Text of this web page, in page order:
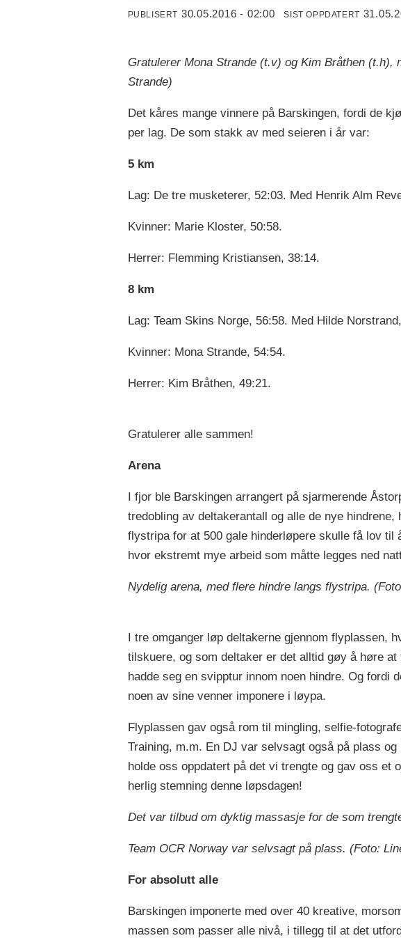
PUBLISERT 30.05.2016 - 02:00 SIST OPPDATERT
Gratulerer Mona Strande (t.v) og Kim Bråthen
Strande)
Det kåres mange vinnere på Barskingen, fordi de
per lag. De som stakk av med seieren i år var:
5 km
Lag: De tre musketerer, 52:03. Med Henrik Alm
Kvinner: Marie Kloster, 50:58.
Herrer: Flemming Kristiansen, 38:14.
8 km
Lag: Team Skins Norge, 56:58. Med Hilde
Kvinner: Mona Strande, 54:54.
Herrer: Kim Bråthen, 49:21.
Gratulerer alle sammen!
Arena
I fjor ble Barskingen arrangert på sjarmerende
tredobling av deltakerantall og alle de nye
flystripa for at 500 gale hinderløpere skulle få lov
hvor ekstremt mye arbeid som måtte legges ned
Nydelig arena, med flere hindre langs flystripa.
I tre omganger løp deltakerne gjennom flyplassen,
tilskuere, og som deltaker er det alltid gøy å høre
hadde seg en svipptur innom noen hindre. Og fordi
noen av sine venner imponere i løypa.
Flyplassen gav også rom til mingling, selfie-
Training, m.m. En DJ var selvsagt også på plass
holde oss oppdatert på det vi trengte og gav oss et
herlig stemning denne løpsdagen!
Det var tilbud om dyktig massasje for de som
Team OCR Norway var selvsagt på plass. (Foto:
For absolutt alle
Barskingen imponerte med over 40 kreative,
massen som passer alle nivå, i tillegg til at det